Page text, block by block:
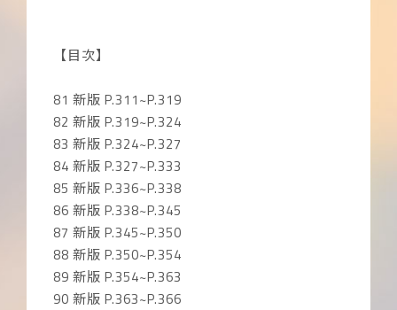
【目次】
81 新版 P.311~P.319
82 新版 P.319~P.324
83 新版 P.324~P.327
84 新版 P.327~P.333
85 新版 P.336~P.338
86 新版 P.338~P.345
87 新版 P.345~P.350
88 新版 P.350~P.354
89 新版 P.354~P.363
90 新版 P.363~P.366